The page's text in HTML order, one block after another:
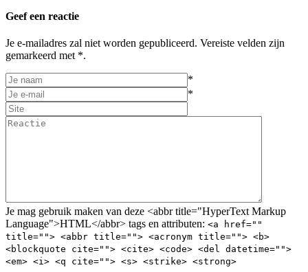
Geef een reactie
Je e-mailadres zal niet worden gepubliceerd. Vereiste velden zijn
gemarkeerd met *.
*
*
Je mag gebruik maken van deze <abbr title="HyperText Markup
Language">HTML</abbr> tags en attributen: <a href=""
title=""> <abbr title=""> <acronym title=""> <b>
<blockquote cite=""> <cite> <code> <del datetime="">
<em> <i> <q cite=""> <s> <strike> <strong>